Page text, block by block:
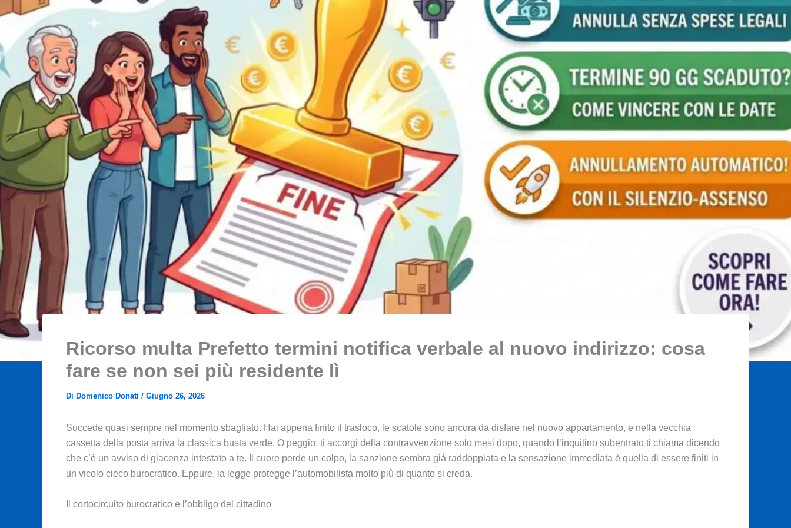
Ricorso multa Prefetto termini notifica verbale al nuovo indirizzo: cosa
fare se non sei più residente lì
Di Domenico Donati / Giugno 26, 2026
Succede quasi sempre nel momento sbagliato. Hai appena finito il trasloco, le scatole sono ancora da disfare nel nuovo appartamento, e nella vecchia
cassetta della posta arriva la classica busta verde. O peggio: ti accorgi della contravvenzione solo mesi dopo, quando l’inquilino subentrato ti chiama dicendo
che c’è un avviso di giacenza intestato a te. Il cuore perde un colpo, la sanzione sembra già raddoppiata e la sensazione immediata è quella di essere finiti in
un vicolo cieco burocratico. Eppure, la legge protegge l’automobilista molto più di quanto si creda.
Il cortocircuito burocratico e l’obbligo del cittadino